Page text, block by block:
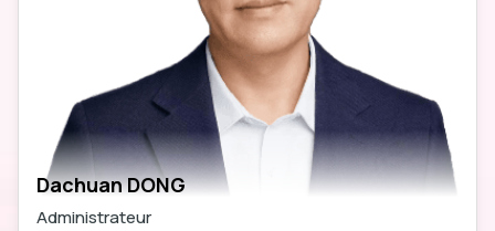
Dachuan DONG
Administrateur